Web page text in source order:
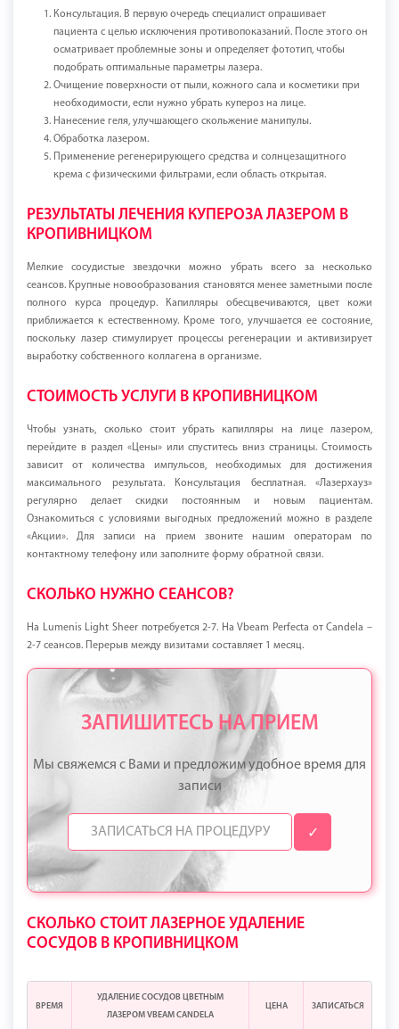
Консультация. В первую очередь специалист опрашивает
пациента с целью исключения противопоказаний. После этого он
осматривает проблемные зоны и определяет фототип, чтобы
подобрать оптимальные параметры лазера.
Очищение поверхности от пыли, кожного сала и косметики при
необходимости, если нужно убрать купероз на лице.
Нанесение геля, улучшающего скольжение манипулы.
Обработка лазером.
Применение регенерирующего средства и солнцезащитного
крема с физическими фильтрами, если область открытая.
РЕЗУЛЬТАТЫ ЛЕЧЕНИЯ КУПЕРОЗА ЛАЗЕРОМ В
КРОПИВНИЦКОМ
Мелкие сосудистые звездочки можно убрать всего за несколько
сеансов. Крупные новообразования становятся менее заметными после
полного курса процедур. Капилляры обесцвечиваются, цвет кожи
приближается к естественному. Кроме того, улучшается ее состояние,
поскольку лазер стимулирует процессы регенерации и активизирует
выработку собственного коллагена в организме.
СТОИМОСТЬ УСЛУГИ В КРОПИВНИЦКОМ
Чтобы узнать, сколько стоит убрать капилляры на лице лазером,
перейдите в раздел «Цены» или спуститесь вниз страницы. Стоимость
зависит от количества импульсов, необходимых для достижения
максимального результата. Консультация бесплатная. «Лазерхауз»
регулярно делает скидки постоянным и новым пациентам.
Ознакомиться с условиями выгодных предложений можно в разделе
«Акции». Для записи на прием звоните нашим операторам по
контактному телефону или заполните форму обратной связи.
СКОЛЬКО НУЖНО СЕАНСОВ?
На Lumenis Light Sheer потребуется 2-7. На Vbeam Perfecta от Candela –
2-7 сеансов. Перерыв между визитами составляет 1 месяц.
ЗАПИШИТЕСЬ НА ПРИЕМ
Мы свяжемся с Вами и предложим удобное время для
записи
✓
СКОЛЬКО СТОИТ ЛАЗЕРНОЕ УДАЛЕНИЕ
СОСУДОВ В КРОПИВНИЦКОМ
ВРЕМЯ
УДАЛЕНИЕ СОСУДОВ ЦВЕТНЫМ
ЛАЗЕРОМ VBEAM CANDELA
ЦЕНА ЗАПИСАТЬСЯ